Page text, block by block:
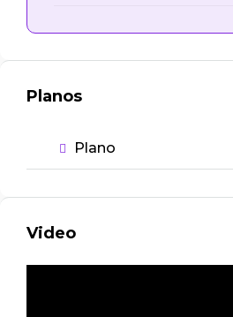
Planos
Plano
Video